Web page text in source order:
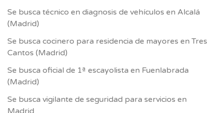
Se busca técnico en diagnosis de vehículos en Alcalá
(Madrid)
Se busca cocinero para residencia de mayores en Tres
Cantos (Madrid)
Se busca oficial de 1ª escayolista en Fuenlabrada
(Madrid)
Se busca vigilante de seguridad para servicios en
Madrid